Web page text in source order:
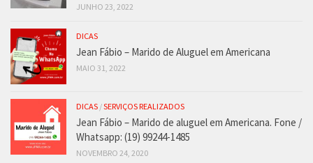
JUNHO 23, 2022
DICAS
Jean Fábio – Marido de Aluguel em Americana
MAIO 31, 2022
DICAS /SERVIÇOS REALIZADOS
Jean Fábio – Marido de aluguel em Americana. Fone /
Whatsapp: (19) 99244-1485
NOVEMBRO 24, 2020